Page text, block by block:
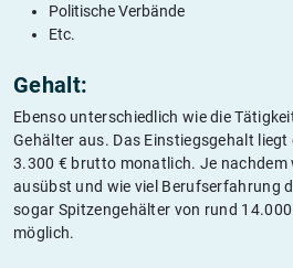
Politische Verbände
Etc.
Gehalt:
Ebenso unterschiedlich wie die
Gehälter aus. Das Einstiegsgehalt
3.300 € brutto monatlich. Je nachdem
ausübst und wie viel Berufserfahrung
sogar Spitzengehälter von rund
möglich.